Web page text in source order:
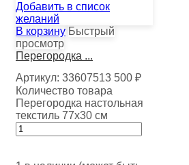
Добавить в список
желаний
В корзину Быстрый
просмотр
Перегородка ...
Артикул: 33607513 500 ₽
Количество товара
Перегородка настольная
текстиль 77х30 см